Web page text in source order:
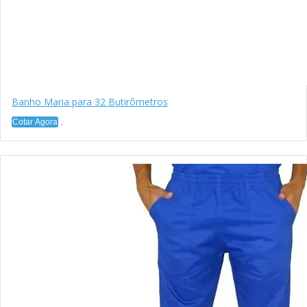
Banho Maria para 32 Butirômetros
Cotar Agora